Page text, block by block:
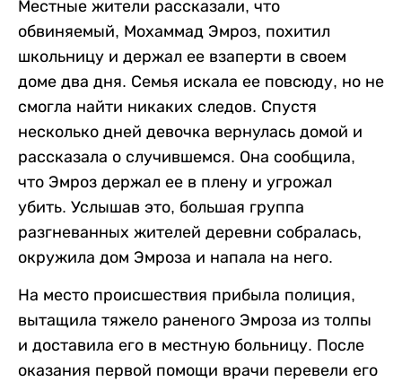
Местные жители рассказали, что
обвиняемый, Мохаммад Эмроз, похитил
школьницу и держал ее взаперти в своем
доме два дня. Семья искала ее повсюду, но не
смогла найти никаких следов. Спустя
несколько дней девочка вернулась домой и
рассказала о случившемся. Она сообщила,
что Эмроз держал ее в плену и угрожал
убить. Услышав это, большая группа
разгневанных жителей деревни собралась,
окружила дом Эмроза и напала на него.
На место происшествия прибыла полиция,
вытащила тяжело раненого Эмроза из толпы
и доставила его в местную больницу. После
оказания первой помощи врачи перевели его